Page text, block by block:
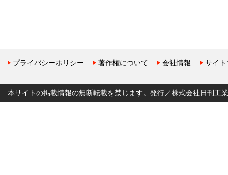
プライバシーポリシー 著作権について 会社情報 サイ
本サイトの掲載情報の無断転載を禁じます。発行／株式会社日刊